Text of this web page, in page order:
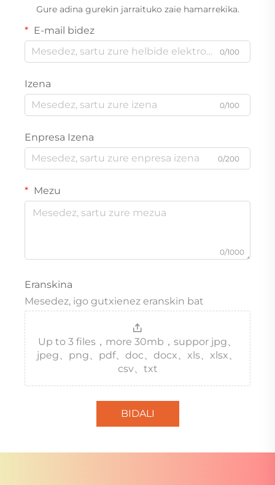
Gure adina gurekin jarraituko zaie hamarrekika.
E-mail bidez
0/100
Izena
0/100
Enpresa Izena
0/200
Mezu
0/1000
Eranskina
Mesedez, igo gutxienez eranskin bat
Up to 3 files，more 30mb，suppor jpg、
jpeg、png、pdf、doc、docx、xls、xlsx、
csv、txt
BIDALI